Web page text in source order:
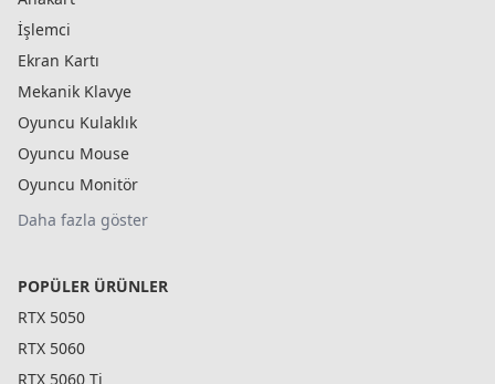
İşlemci
Ekran Kartı
Mekanik Klavye
Oyuncu Kulaklık
Oyuncu Mouse
Oyuncu Monitör
Daha fazla göster
POPÜLER ÜRÜNLER
RTX 5050
RTX 5060
RTX 5060 Ti